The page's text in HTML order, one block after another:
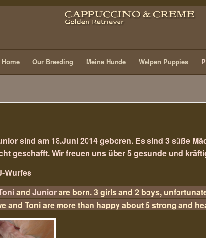
Home Our Breeding Meine Hunde Welpen Puppies
sind am 18.Juni 2014 geboren. Es sind 3 süße
geschafft. Wir freuen uns über 5 gesunde und
Wurfes
and Juniorare born. 3 girls and 2 boys,
and Toni are more than happy about 5 strong and